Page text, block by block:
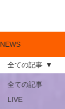
NEWS
全ての記事
LIVE
全ての記事